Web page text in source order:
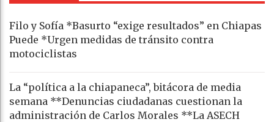
Filo y Sofía *Basurto “exige resultados” en Chiapas
Puede *Urgen medidas de tránsito contra
motociclistas
La “política a la chiapaneca”, bitácora de media
semana **Denuncias ciudadanas cuestionan la
administración de Carlos Morales **La ASECH